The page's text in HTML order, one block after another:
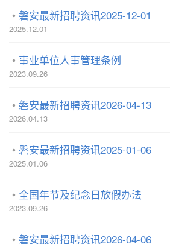
磐安最新招聘资讯2025-12-01
2025.12.01
事业单位人事管理条例
2023.09.26
磐安最新招聘资讯2026-04-13
2026.04.13
磐安最新招聘资讯2025-01-06
2025.01.06
全国年节及纪念日放假办法
2023.09.26
磐安最新招聘资讯2026-04-06